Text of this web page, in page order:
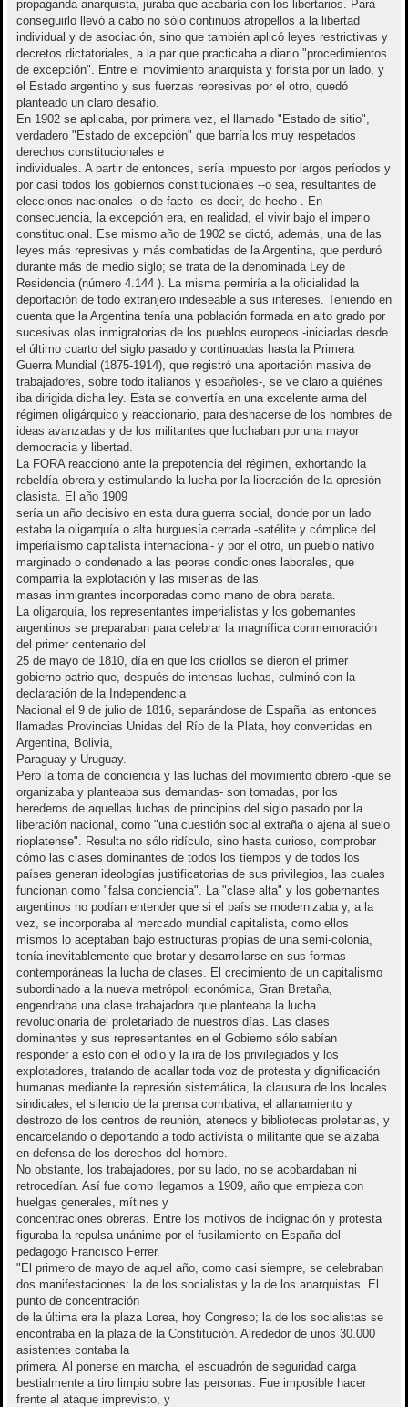
propaganda anarquista, juraba que acabaría con los libertarios. Para
conseguirlo llevó a cabo no sólo continuos atropellos a la libertad
individual y de asociación, sino que también aplicó leyes restrictivas y
decretos dictatoriales, a la par que practicaba a diario "procedimientos
de excepción". Entre el movimiento anarquista y forista por un lado, y
el Estado argentino y sus fuerzas represivas por el otro, quedó
planteado un claro desafío.
En 1902 se aplicaba, por primera vez, el llamado "Estado de sitio",
verdadero "Estado de excepción" que barría los muy respetados
derechos constitucionales e
individuales. A partir de entonces, sería impuesto por largos períodos y
por casi todos los gobiernos constitucionales --o sea, resultantes de
elecciones nacionales- o de facto -es decir, de hecho-. En
consecuencia, la excepción era, en realidad, el vivir bajo el imperio
constitucional. Ese mismo año de 1902 se dictó, además, una de las
leyes más represivas y más combatidas de la Argentina, que perduró
durante más de medio siglo; se trata de la denominada Ley de
Residencia (número 4.144 ). La misma permiría a la oficialidad la
deportación de todo extranjero indeseable a sus intereses. Teniendo en
cuenta que la Argentina tenía una población formada en alto grado por
sucesivas olas inmigratorias de los pueblos europeos -iniciadas desde
el último cuarto del siglo pasado y continuadas hasta la Primera
Guerra Mundial (1875-1914), que registró una aportación masiva de
trabajadores, sobre todo italianos y españoles-, se ve claro a quiénes
iba dirigida dicha ley. Esta se convertía en una excelente arma del
régimen oligárquico y reaccionario, para deshacerse de los hombres de
ideas avanzadas y de los militantes que luchaban por una mayor
democracia y libertad.
La FORA reaccionó ante la prepotencia del régimen, exhortando la
rebeldía obrera y estimulando la lucha por la liberación de la opresión
clasista. El año 1909
sería un año decisivo en esta dura guerra social, donde por un lado
estaba la oligarquía o alta burguesía cerrada -satélite y cómplice del
imperialismo capitalista internacional- y por el otro, un pueblo nativo
marginado o condenado a las peores condiciones laborales, que
comparría la explotación y las miserias de las
masas inmigrantes incorporadas como mano de obra barata.
La oligarquía, los representantes imperialistas y los gobernantes
argentinos se preparaban para celebrar la magnífica conmemoración
del primer centenario del
25 de mayo de 1810, día en que los criollos se dieron el primer
gobierno patrio que, después de intensas luchas, culminó con la
declaración de la Independencia
Nacional el 9 de julio de 1816, separándose de España las entonces
llamadas Provincias Unidas del Río de la Plata, hoy convertidas en
Argentina, Bolivia,
Paraguay y Uruguay.
Pero la toma de conciencia y las luchas del movimiento obrero -que se
organizaba y planteaba sus demandas- son tomadas, por los
herederos de aquellas luchas de principios del siglo pasado por la
liberación nacional, como "una cuestión social extraña o ajena al suelo
rioplatense". Resulta no sólo ridículo, sino hasta curioso, comprobar
cómo las clases dominantes de todos los tiempos y de todos los
países generan ideologías justificatorias de sus privilegios, las cuales
funcionan como "falsa conciencia". La "clase alta" y los gobernantes
argentinos no podían entender que si el país se modernizaba y, a la
vez, se incorporaba al mercado mundial capitalista, como ellos
mismos lo aceptaban bajo estructuras propias de una semi-colonia,
tenía inevitablemente que brotar y desarrollarse en sus formas
contemporáneas la lucha de clases. El crecimiento de un capitalismo
subordinado a la nueva metrópoli económica, Gran Bretaña,
engendraba una clase trabajadora que planteaba la lucha
revolucionaria del proletariado de nuestros días. Las clases
dominantes y sus representantes en el Gobierno sólo sabían
responder a esto con el odio y la ira de los privilegiados y los
explotadores, tratando de acallar toda voz de protesta y dignificación
humanas mediante la represión sistemática, la clausura de los locales
sindicales, el silencio de la prensa combativa, el allanamiento y
destrozo de los centros de reunión, ateneos y bibliotecas proletarias, y
encarcelando o deportando a todo activista o militante que se alzaba
en defensa de los derechos del hombre.
No obstante, los trabajadores, por su lado, no se acobardaban ni
retrocedían. Así fue como llegamos a 1909, año que empieza con
huelgas generales, mítines y
concentraciones obreras. Entre los motivos de indignación y protesta
figuraba la repulsa unánime por el fusilamiento en España del
pedagogo Francisco Ferrer.
"El primero de mayo de aquel año, como casi siempre, se celebraban
dos manifestaciones: la de los socialistas y la de los anarquistas. El
punto de concentración
de la última era la plaza Lorea, hoy Congreso; la de los socialistas se
encontraba en la plaza de la Constitución. Alrededor de unos 30.000
asistentes contaba la
primera. Al ponerse en marcha, el escuadrón de seguridad carga
bestialmente a tiro limpio sobre las personas. Fue imposible hacer
frente al ataque imprevisto, y